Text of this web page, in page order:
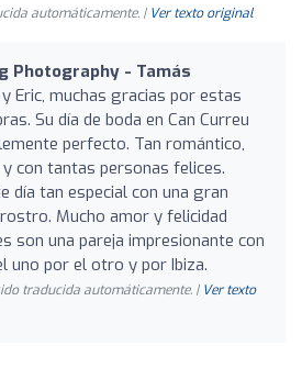
automáticamente. | Ver texto original
Photography - Tamás
Eric, muchas gracias por estas
Su día de boda en Can Curreu
perfecto. Tan romántico,
con tantas personas felices.
día tan especial con una gran
Mucho amor y felicidad
son una pareja impresionante con
uno por el otro y por Ibiza.
traducida automáticamente. | Ver texto